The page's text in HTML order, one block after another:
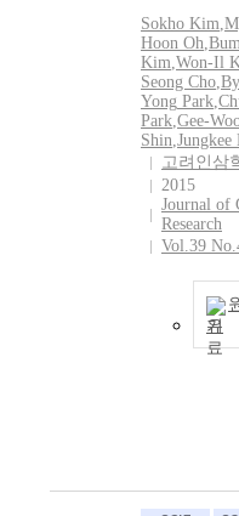
Sokho Kim,
Hoon Oh,
Kim,Won-Il
Seong Cho,
Yong Park,
Park,Gee-
Shin,Jungkee
고려인삼
2015
Journal of
Research
Vol.39
기